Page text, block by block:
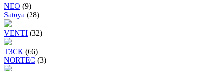
NEO (9)
Satoya (28)
VENTI (32)
ТЗСК (66)
NORTEC (3)